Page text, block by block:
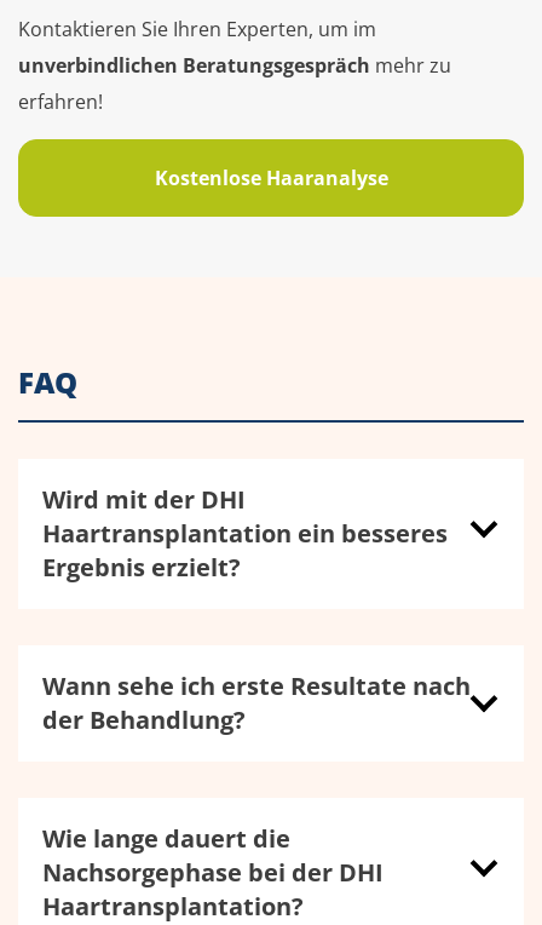
Kontaktieren Sie Ihren Experten, um im
unverbindlichen Beratungsgespräch mehr zu
erfahren!
Kostenlose Haaranalyse
FAQ
Wird mit der DHI
Haartransplantation ein besseres
Ergebnis erzielt?
Wann sehe ich erste Resultate nach
der Behandlung?
Wie lange dauert die
Nachsorgephase bei der DHI
Haartransplantation?